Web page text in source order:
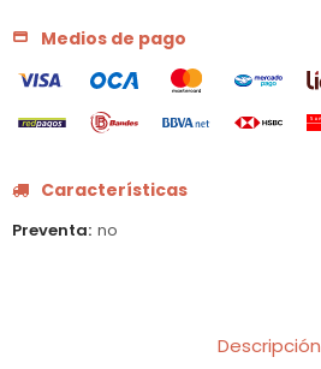
Medios de pago
Características
Preventa no
Descripción